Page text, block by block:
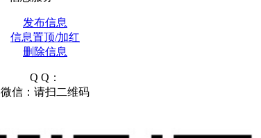
发布信息
信息置顶/加红
删除信息
Q Q：
微信：请扫二维码